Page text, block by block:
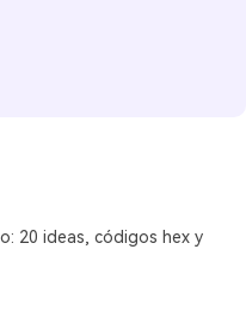
20 ideas, códigos hex y